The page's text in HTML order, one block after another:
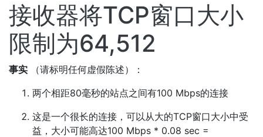
接收器将TCP窗口大小
限制为64,512
事实 （请标明任何虚假陈述）：
两个相距80毫秒的站点之间有100 Mbps的连接
这是一个很长的连接，可以从大的TCP窗口大小中受
益，大小可能高达100 Mbps * 0.08 sec =